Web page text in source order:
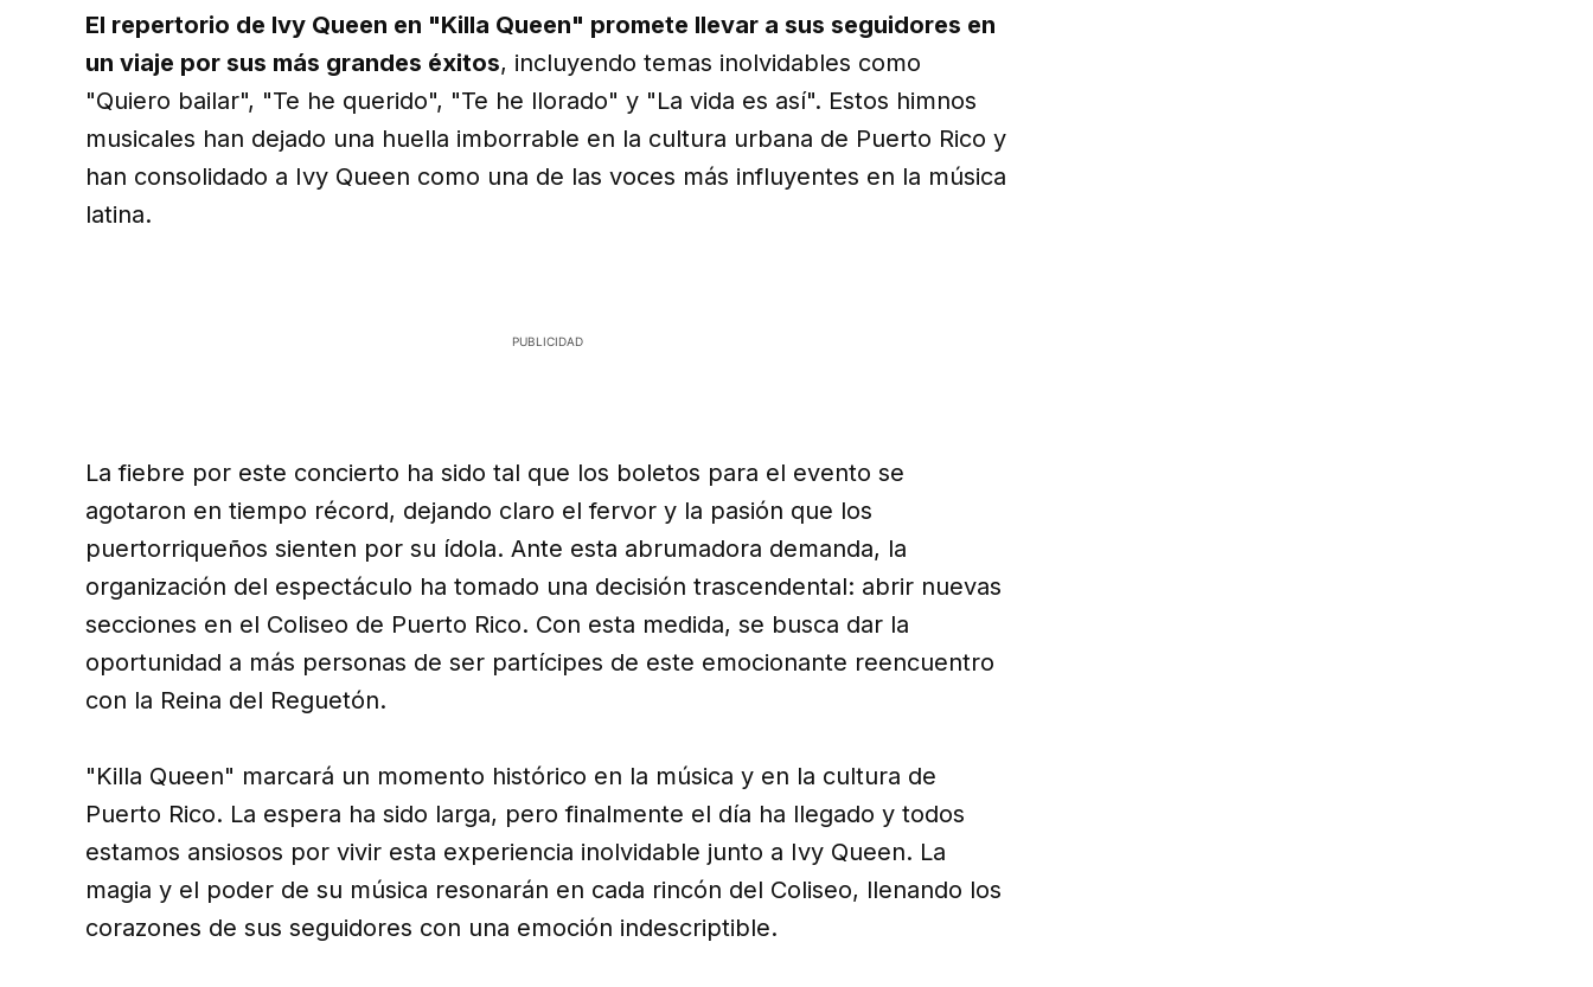
El repertorio de Ivy Queen en "Killa Queen" promete llevar a sus seguidores en
un viaje por sus más grandes éxitos, incluyendo temas inolvidables como
"Quiero bailar", "Te he querido", "Te he llorado" y "La vida es así". Estos himnos
musicales han dejado una huella imborrable en la cultura urbana de Puerto Rico y
han consolidado a Ivy Queen como una de las voces más influyentes en la música
latina.
La fiebre por este concierto ha sido tal que los boletos para el evento se
agotaron en tiempo récord, dejando claro el fervor y la pasión que los
puertorriqueños sienten por su ídola. Ante esta abrumadora demanda, la
organización del espectáculo ha tomado una decisión trascendental: abrir nuevas
secciones en el Coliseo de Puerto Rico. Con esta medida, se busca dar la
oportunidad a más personas de ser partícipes de este emocionante reencuentro
con la Reina del Reguetón.
"Killa Queen" marcará un momento histórico en la música y en la cultura de
Puerto Rico. La espera ha sido larga, pero finalmente el día ha llegado y todos
estamos ansiosos por vivir esta experiencia inolvidable junto a Ivy Queen. La
magia y el poder de su música resonarán en cada rincón del Coliseo, llenando los
corazones de sus seguidores con una emoción indescriptible.